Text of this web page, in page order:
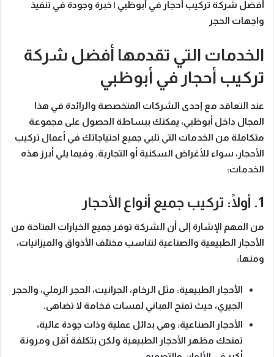
أفضل شركة تركيب أحجار في أبوظبي | خبرة وجودة في تنفيذ
واجهات الحجر
الخدمات التي تقدمها أفضل شركة
تركيب أحجار في أبوظبي
عند التعاقد مع إحدى الشركات المتخصصة والرائدة في هذا
المجال داخل أبوظبي، يمكنك ببساطة الحصول على مجموعة
متكاملة من الخدمات التي تلبي جميع احتياجاتك في أعمال تركيب
الأحجار، سواء للأغراض السكنية أو التجارية. وفيما يلي أبرز هذه
الخدمات:
1. أولًا: تركيب جميع أنواع الأحجار
من المهم الإشارة إلى أن الشركة توفر جميع الخيارات المتاحة من
الأحجار الطبيعية والصناعية لتناسب مختلف الأذواق والميزانيات،
ومنها:
الأحجار الطبيعية: مثل الرخام، الجرانيت، الحجر الرملي، والحجر
الجيري، حيث تمنح المباني لمسات فخامة لا تضاهى.
الأحجار الصناعية: وهي بدائل عملية وذات جودة عالية،
تمنحك مظهر الأحجار الطبيعية ولكن بتكلفة أقل ومرونة